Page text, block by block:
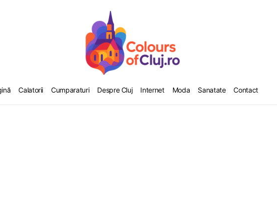
Calatorii Cumparaturi Despre Cluj Internet Moda Sanatate Contact